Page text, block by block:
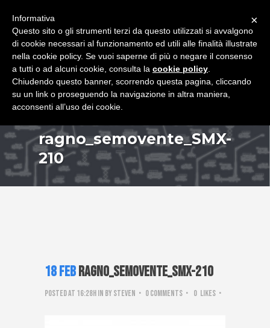
ragno_semovente_SMX-
210
18 Febragno_semovente_SMX-210
Posted at 16:28hin by steven 0 Comments 0 Likes
×
Informativa
Questo sito o gli strumenti terzi da questo utilizzati si avvalgono
di cookie necessari al funzionamento ed utili alle finalità illustrate
nella cookie policy. Se vuoi saperne di più o negare il consenso
a tutti o ad alcuni cookie, consulta la cookie policy
Chiudendo questo banner, scorrendo questa pagina, cliccando
su un link o proseguendo la navigazione in altra maniera,
acconsenti all’uso dei cookie.